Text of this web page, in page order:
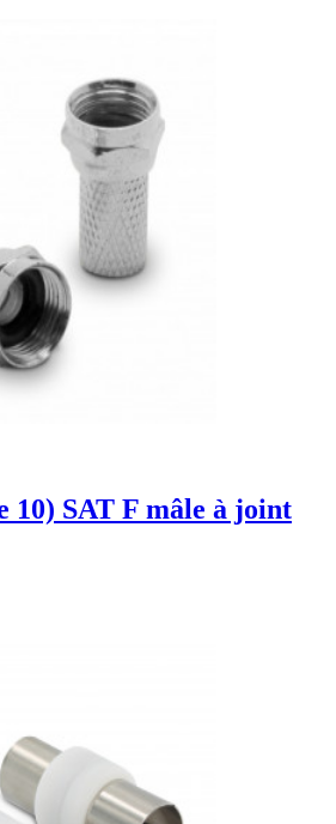
10) SAT F mâle à joint